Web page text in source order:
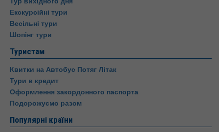
Екскурсійні тури
Весільні тури
Шопінг тури
Туристам
Квитки на Автобус Потяг Літак
Тури в кредит
Оформлення закордонного паспорта
Подорожуємо разом
Популярні країни